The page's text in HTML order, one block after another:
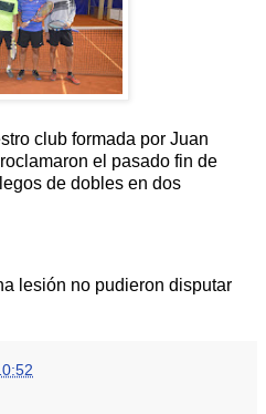
club formada por Juan
el pasado fin de
de dobles en dos
lesión no pudieron disputar